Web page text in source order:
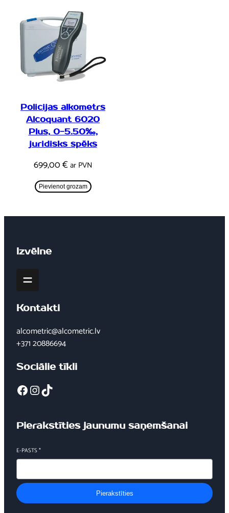
Policijas alkometrs
Alcoquant 6020
Plus, 0-5.50‰,
juridisks spēks
699,00€ar PVN
Pievienot grozam
Izvēlne
Kontakti
alcometric@alcometric.lv
+371 20886694
Sociālie tīkli
Facebook InstagramTikTok
Pierakstīties jaunumu saņemšanai
E-PASTS*
Pierakstīties